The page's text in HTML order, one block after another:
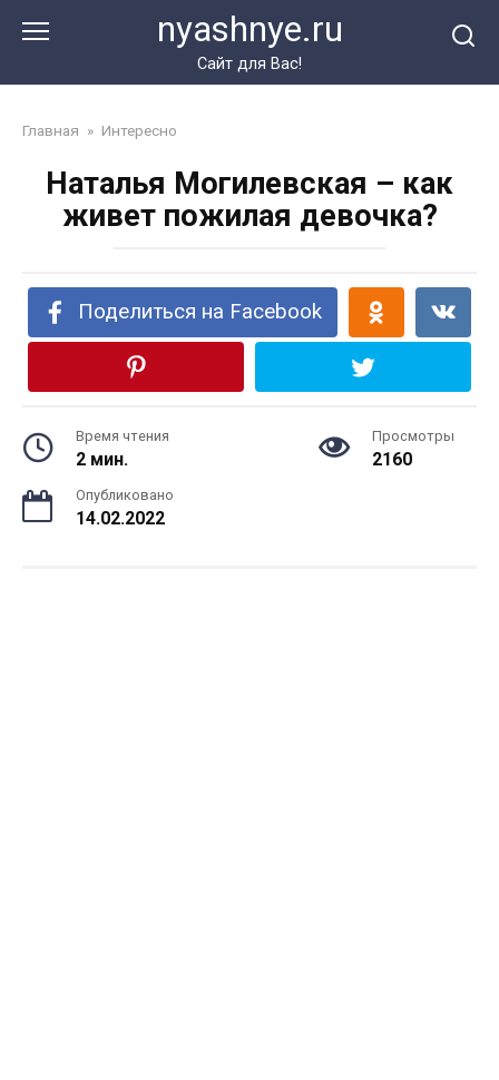
nyashnye.ru
Сайт для Вас!
Главная » Интересно
Наталья Могилевская – как
живет пожилая девочка?
Поделиться на Facebook
Время чтения
2 мин.
Просмотры
2160
Опубликовано
14.02.2022